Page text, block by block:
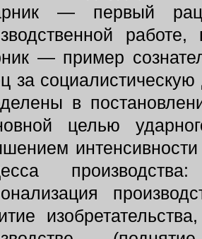
— первый
— пример
за
в
целью